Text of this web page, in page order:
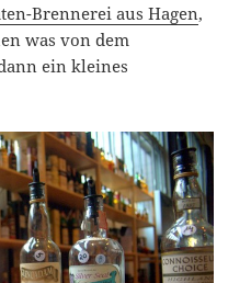
Brennerei aus Hagen,
was von dem
ein kleines